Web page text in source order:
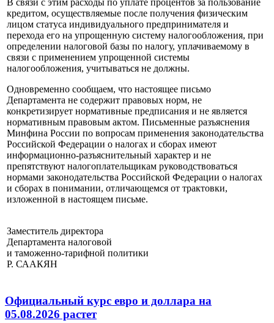
В связи с этим расходы по уплате процентов за пользование
кредитом, осуществляемые после получения физическим
лицом статуса индивидуального предпринимателя и
перехода его на упрощенную систему налогообложения, при
определении налоговой базы по налогу, уплачиваемому в
связи с применением упрощенной системы
налогообложения, учитываться не должны.
Одновременно сообщаем, что настоящее письмо
Департамента не содержит правовых норм, не
конкретизирует нормативные предписания и не является
нормативным правовым актом. Письменные разъяснения
Минфина России по вопросам применения законодательства
Российской Федерации о налогах и сборах имеют
информационно-разъяснительный характер и не
препятствуют налогоплательщикам руководствоваться
нормами законодательства Российской Федерации о налогах
и сборах в понимании, отличающемся от трактовки,
изложенной в настоящем письме.
Заместитель директора
Департамента налоговой
и таможенно-тарифной политики
Р. СААКЯН
Официальный курс евро и доллара на
05.08.2026 растет